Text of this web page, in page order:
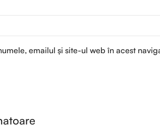
emailul și site-ul web în acest